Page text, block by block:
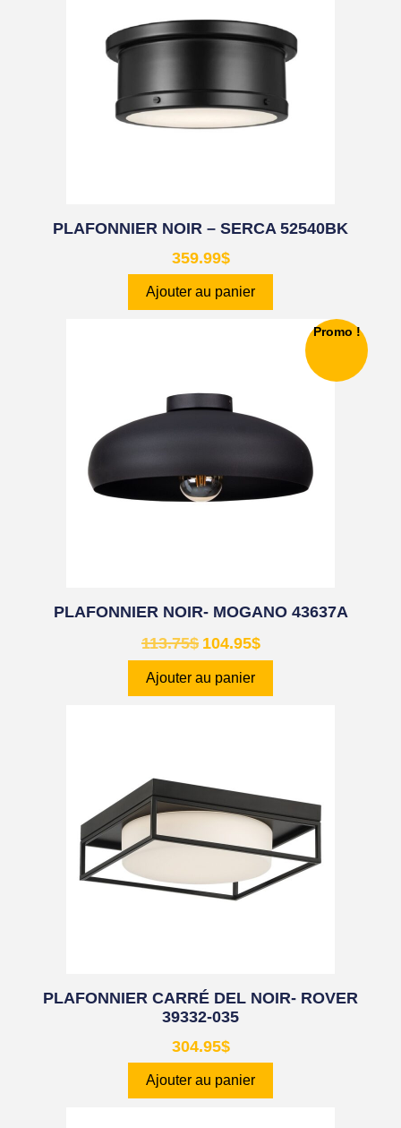
PLAFONNIER NOIR – SERCA 52540BK
359.99$
Ajouter au panier
Promo !
PLAFONNIER NOIR- MOGANO 43637A
113.75$ 104.95$
Ajouter au panier
PLAFONNIER CARRÉ DEL NOIR- ROVER
39332-035
304.95$
Ajouter au panier